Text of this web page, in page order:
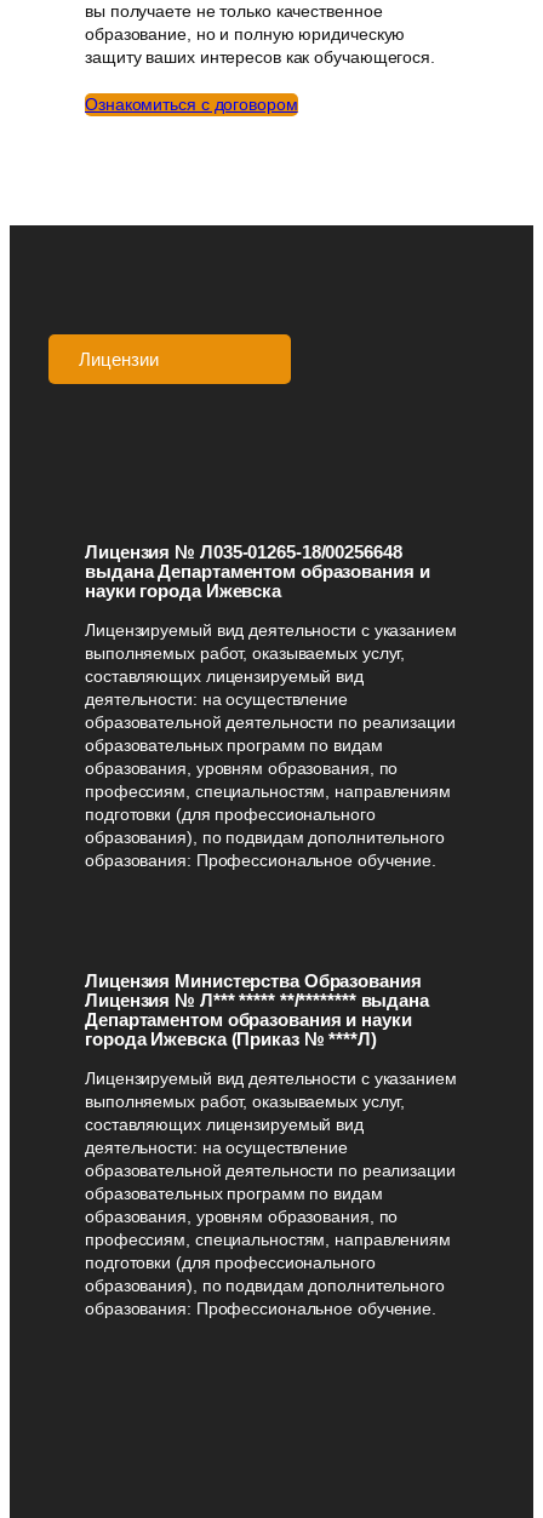
вы получаете не только качественное
образование, но и полную юридическую
защиту ваших интересов как обучающегося.
Ознакомиться с договором
Лицензии
Лицензия № Л035-01265-18/00256648
выдана Департаментом образования и
науки города Ижевска
Лицензируемый вид деятельности с указанием
выполняемых работ, оказываемых услуг,
составляющих лицензируемый вид
деятельности: на осуществление
образовательной деятельности по реализации
образовательных программ по видам
образования, уровням образования, по
профессиям, специальностям, направлениям
подготовки (для профессионального
образования), по подвидам дополнительного
образования: Профессиональное обучение.
Лицензия Министерства Образования
Лицензия № Л*** ***** **/******** выдана
Департаментом образования и науки
города Ижевска (Приказ № ****Л)
Лицензируемый вид деятельности с указанием
выполняемых работ, оказываемых услуг,
составляющих лицензируемый вид
деятельности: на осуществление
образовательной деятельности по реализации
образовательных программ по видам
образования, уровням образования, по
профессиям, специальностям, направлениям
подготовки (для профессионального
образования), по подвидам дополнительного
образования: Профессиональное обучение.